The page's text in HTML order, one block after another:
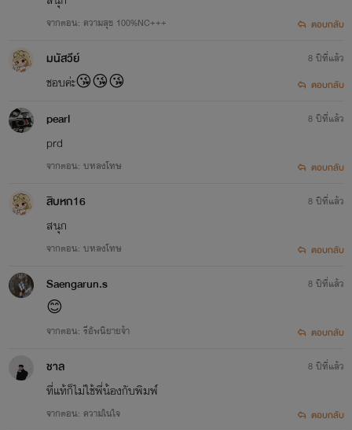
จากตอน: ความสุข 100%NC+++ ตอบกลับ
มนัสวีย์
ชอบค่ะ😘😘😘
8 ปีที่แล้ว
ตอบกลับ
pearl
prd
จากตอน: บทลงโทษ
8 ปีที่แล้ว
ตอบกลับ
สิบหก16
สนุก
จากตอน: บทลงโทษ
8 ปีที่แล้ว
ตอบกลับ
Saengarun.s
😊
จากตอน: รีอัพนิยายจ้า
8 ปีที่แล้ว
ตอบกลับ
ชาล
ที่แท้ก็ไม่ใช้พี่น้องกับพิมพ์
จากตอน: ความในใจ
8 ปีที่แล้ว
ตอบกลับ